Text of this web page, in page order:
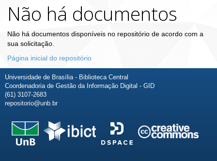
Não há documentos
Não há documentos disponíveis no repositório de acordo com a
sua solicitação.
Página inicial do repositório
Universidade de Brasília - Biblioteca Central
Coordenadoria de Gestão da Informação Digital - GID
(61) 3107-2683
repositorio@unb.br